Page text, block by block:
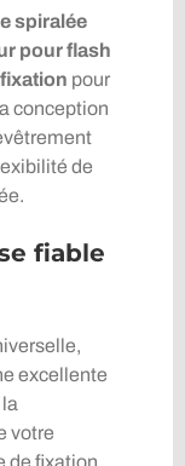
spiralée
pour flash
pour
conception
de
fiable
excellente
votre
de fixation